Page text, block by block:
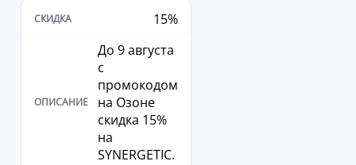
15%
До 9 августа
с
промокодом
на Озоне
скидка 15%
на
SYNERGETIC.